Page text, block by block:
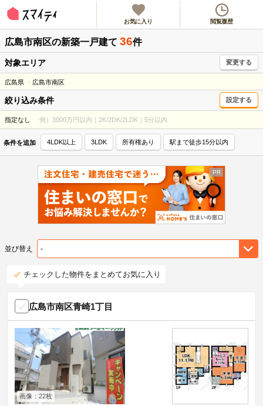
お気に入り 閲覧履歴
広島市南区の新築一戸建て 36件
対象エリア 変更する
広島県 広島市南区
絞り込み条件 設定する
指定なし 例）3000万円以内｜2K/2DK/2LDK｜5分以内
条件を追加 4LDK以上 3LDK 所有権あり 駅まで徒歩15分以内
並び替え
チェックした物件をまとめてお気に入り
広島市南区青崎1丁目
画像：22枚